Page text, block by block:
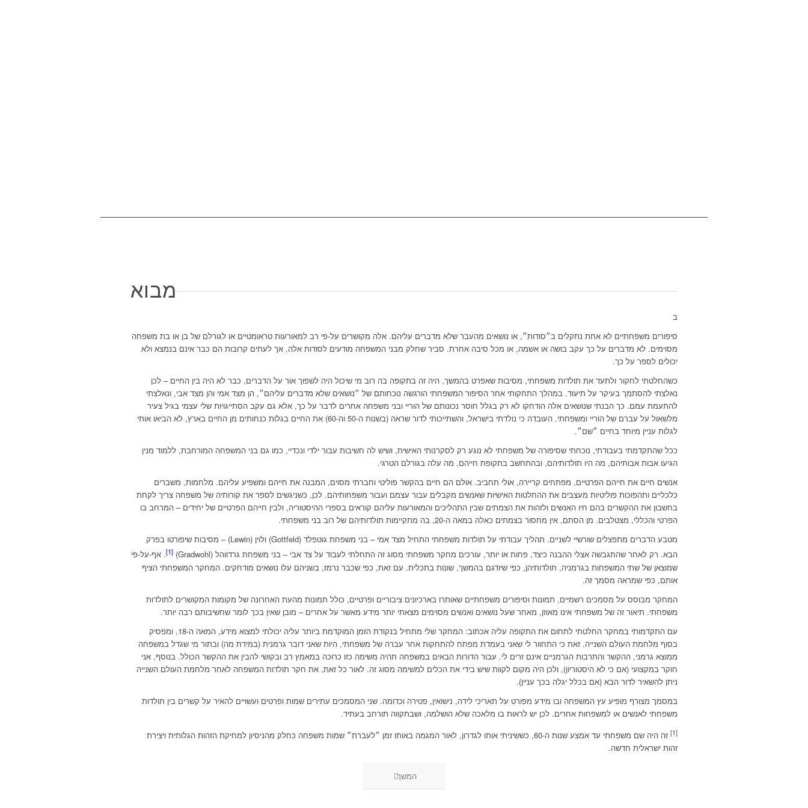
מבוא
ב
סיפורים משפחתיים לא אחת נתקלים ב״סודות״, או נושאים מהעבר שלא מדברים עליהם. אלה מקושרים על-פי רב למאורעות טראומטיים או לגורלם של בן או בת משפחה
מסוימים. לא מדברים על כך עקב בושה או אשמה, או מכל סיבה אחרת. סביר שחלק מבני המשפחה מודעים לסודות אלה, אך לעתים קרובות הם כבר אינם בנמצא ולא
יכולים לספר על כך.
כשהחלטתי לחקור ולתעד את תולדות משפחתי, מסיבות שאפרט בהמשך, היה זה בתקופה בה רוב מי שיכול היה לשפוך אור על הדברים, כבר לא היה בין החיים – לכן
נאלצתי להסתמך בעיקר על תיעוד. במהלך התחקותי אחר הסיפור המשפחתי הורגשה נוכחותם של ״נושאים שלא מדברים עליהם״, הן מצד אמי והן מצד אבי, ונאלצתי
להתעמת עמם. כך הבנתי שנושאים אלה הודחקו לא רק בגלל חוסר נכונותם של הוריי ובני משפחה אחרים לדבר על כך, אלא גם עקב הסתייגויות שלי עצמי בגיל צעיר
מלשאול על עברם של הוריי ומשפחתי. העובדה כי נולדתי בישראל, והשתייכותי לדור שראה (בשנות ה-50 וה-60) את החיים בגלות כנחותים מן החיים בארץ, לא הביאו אותי
לגלות עניין מיוחד בחיים ״שם״.
ככל שהתקדמתי בעבודתי, נוכחתי שסיפורה של משפחתי לא נוגע רק לסקרנותי האישית, ושיש לה חשיבות עבור ילדי ונכדיי, כמו גם בני המשפחה המורחבת, ללמוד מנין
הגיעו אבות אבותיהם, מה היו תולדותיהם, ובהתחשב בתקופת חייהם, מה עלה בגורלם הטרגי.
אנשים חיים את חייהם הפרטיים, מפתחים קריירה, אולי תחביב. אולם הם חיים בהקשר פוליטי וחברתי מסוים, המבנה את חייהם ומשפיע עליהם. מלחמות, משברים
כלכליים ותהפוכות פוליטיות מעצבים את ההחלטות האישיות שאנשים מקבלים עבור עצמם ועבור משפחותיהם. לכן, כשניגשים לספר את קורותיה של משפחה צריך לקחת
בחשבון את ההקשרים בהם חיו האנשים ולזהות את הצמתים שבין התהליכים והמאורעות עליהם קוראים בספרי ההיסטוריה, ולבין חייהם הפרטיים של יחידים – המרחב בו
הפרטי והכללי, מצטלבים. מן הסתם, אין מחסור בצמתים כאלה במאה ה-20, בה מתקיימות תולדותיהם של רוב בני משפחתי.
מטבע הדברים מתפצלים שורשיי לשניים. תהליך עבודתי על תולדות משפחתי התחיל מצד אמי – בני משפחת גוטפלד (Gottfeld) ולוין (Lewin) – מסיבות שיפורטו בפרק
הבא. רק לאחר שהתגבשה אצלי ההבנה כיצד, פחות או יותר, עורכים מחקר משפחתי מסוג זה התחלתי לעבוד על צד אבי – בני משפחת גרדווהל (Gradwohl)
[1]
. אף-על-פי
שמוצאן של שתי המשפחות בגרמניה, תולדותיהן, כפי שיודגם בהמשך, שונות בתכלית. עם זאת, כפי שכבר נרמז, בשניהם עלו נושאים מודחקים. המחקר המשפחתי הציף
אותם, כפי שמראה מסמך זה.
המחקר מבוסס על מסמכים רשמיים, תמונות וסיפורים משפחתיים שאותרו בארכיונים ציבוריים ופרטיים, כולל תמונות מהעת האחרונה של מקומות המקושרים לתולדות
משפחתי. תיאור זה של משפחתי אינו מאוזן, מאחר שעל נושאים ואנשים מסוימים מצאתי יותר מידע מאשר על אחרים – מובן שאין בכך לומר שחשיבותם רבה יותר.
עם התקדמותי במחקר החלטתי לתחום את התקופה עליה אכתוב: המחקר שלי מתחיל בנקודת הזמן המוקדמת ביותר עליה יכולתי למצוא מידע, המאה ה-18, ומפסיק
בסוף מלחמת העולם השנייה. זאת כי התחוור לי שאני בעמדת מפתח להתחקות אחר עברה של משפחתי, היות שאני דובר גרמנית (במידת מה) ובתור מי שגדל במשפחה
ממוצא גרמני, ההקשר והתרבות הגרמניים אינם זרים לי. עבור הדורות הבאים במשפחה תהיה משימה כזו כרוכה במאמץ רב ובקושי להבין את ההקשר הכולל. בנוסף, אני
חוקר במקצועי (אם כי לא היסטוריון), ולכן היה מקום לקוות שיש בידי את הכלים למשימה מסוג זה. לאור כל זאת, את חקר תולדות המשפחה לאחר מלחמת העולם השנייה
ניתן להשאיר לדור הבא (אם בכלל יגלה בכך עניין).
במסמך מצורף מופיע עץ המשפחה ובו מידע מפורט על תאריכי לידה, נישואין, פטירה וכדומה. שני המסמכים עתירים שמות ופרטים ועשויים להאיר על קשרים בין תולדות
משפחתי לאנשים או למשפחות אחרים. לכן יש לראות בו מלאכה שלא הושלמה, ושבתקווה תורחב בעתיד.
[1]
זה היה שם משפחתי עד אמצע שנות ה-60, כששיניתי אותו לגדרון, לאור המגמה באותו זמן ״לעברת״ שמות משפחה כחלק מהניסיון למחיקת הזהות הגלותית ויצירת
זהות ישראלית חדשה.
המשך